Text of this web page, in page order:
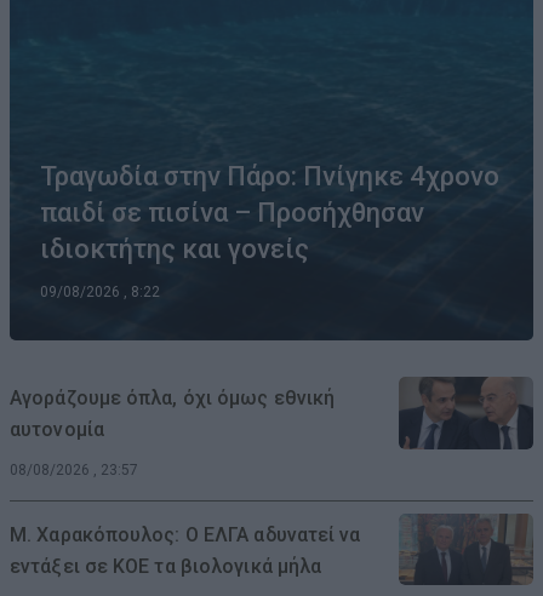
Τραγωδία στην Πάρο: Πνίγηκε 4χρονο
παιδί σε πισίνα – Προσήχθησαν
ιδιοκτήτης και γονείς
09/08/2026 , 8:22
Αγοράζουμε όπλα, όχι όμως εθνική
αυτονομία
08/08/2026 , 23:57
Μ. Χαρακόπουλος: Ο ΕΛΓΑ αδυνατεί να
εντάξει σε ΚΟΕ τα βιολογικά μήλα